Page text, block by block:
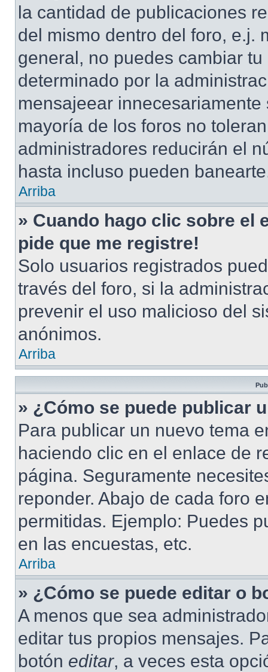
la cantidad de publicaciones
del mismo dentro del foro, e.j.
general, no puedes cambiar
determinado por la
mensajeear
mayoría de los foros no
administradores reducirán el
hasta incluso pueden
Arriba
» Cuando hago clic sobre el
pide que me registre!
Solo usuarios registrados
través del foro, si la
prevenir el uso malicioso del
anónimos.
Arriba
» ¿Cómo se puede publicar
Para publicar un nuevo tema
haciendo clic en el enlace de
página. Seguramente
reponder. Abajo de cada foro
permitidas. Ejemplo: Puedes
en las encuestas, etc.
Arriba
» ¿Cómo se puede editar o
A menos que sea
editar tus propios mensajes.
botón editar, a veces esta